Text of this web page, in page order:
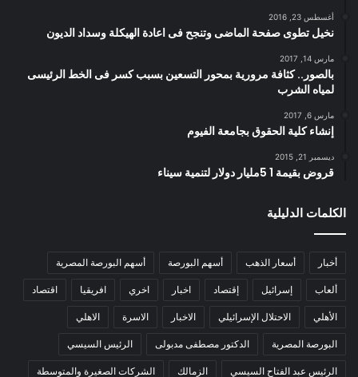
أغسطس 23, 2016
نخيل تطوى صفحة الماضى وتنجح فى اعادة الهيكلة وسداد الديون
مارس 14, 2017
بالصور.. كثافة مرورية بمحور التسعين بسبب كسر فى الخط الرئيسى
لمياه الشرب
مارس 6, 2017
إنشاء كلية الحقوق بجامعة الفيوم
ديسمبر 21, 2015
قروض بقيمة 1 5مليار دولار لتنمية سيناء
الكلمات الدليلية
أخبار أسعار الذهب أسهم البورصة أسهم البورصة المصرية
ألعاب إسرائيل إقتصاد اخبار اخري افريقيا اقتصاد
الأهلي الاحتلال الإسرائيلي الاخبار الاسرة الاهلي
البورصة المصرية الدكتور مصطفى مدبولى الرئيس السيسي
الرئيس عبد الفتاح السيسي الزمالك الشركات الصغيرة والمتوسطة